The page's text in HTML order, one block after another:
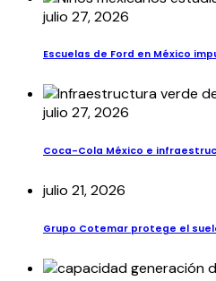
julio 27, 2026
Escuelas de Ford en México
julio 27, 2026
Coca-Cola México e
julio 21, 2026
Grupo Cotemar protege el